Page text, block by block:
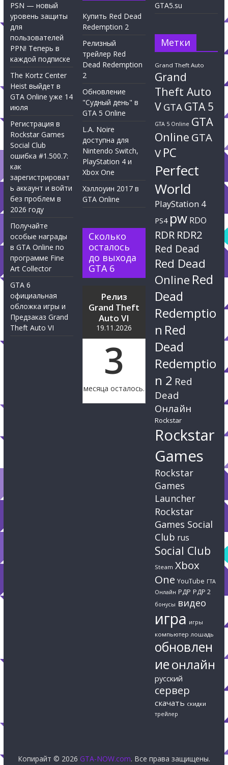
PSN — новый
уровень защиты
для
пользователей
PPN! Теперь в
каждой подписке
The Kortz Center
Heist выйдет в
GTA Online уже 14
июля
Регистрация в
Rockstar Games
Social Club
ошибка #1.500.7:
как
зарегистрироват
ь аккаунт и войти
без проблем в
2026 году
Получайте
особые награды
в GTA Online по
программе Fine
Art Collector
GTA 6
официальная
обложка игры и
Предзаказ Grand
Theft Auto VI
Купить Red Dead
Redemption 2
Релизный
трейлер Red
Dead Redemption
2
Обновление
"Судный день" в
GTA 5 Online
L.A. Noire
доступна для
Nintendo Switch,
PlayStation 4 и
Xbox One
Хэллоуин 2017 в
GTA Online
Сколько
осталось
до выхода
GTA 6
Релиз
Grand Theft
Auto VI
19.11.2026
3
месяца осталось.
GTA5.su
Метки
Grand Theft Auto
Grand
Theft Auto
VGTAGTA 5
GTA 5 Online GTA
Online GTA
V PC
Perfect
World
PlayStation 4
PS4 pw RDO
RDR RDR2
Red Dead
Red Dead
Online Red
Dead
Redemptio
n Red
Dead
Redemptio
n 2 Red
Dead
Онлайн
Rockstar
Rockstar
Games
Rockstar
Games
Launcher
Rockstar
Games Social
Club rus
Social Club
Steam Xbox
One YouTube ГТА
Онлайн РДР РДР 2
бонусы видео
игра игры
компьютер лошадь
обновлен
иеонлайн
русский
сервер
скачать скидки
трейлер
Копирайт © 2026 GTA-NOW.com. Все права защищены.